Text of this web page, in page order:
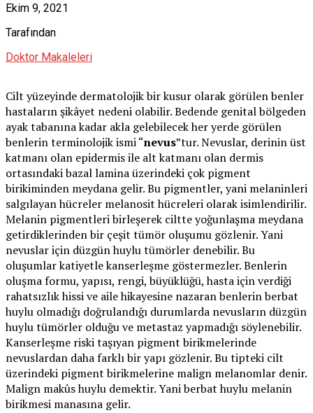
Ekim 9, 2021
Tarafından
Doktor Makaleleri
Cilt yüzeyinde dermatolojik bir kusur olarak görülen benler
hastaların şikâyet nedeni olabilir. Bedende genital bölgeden
ayak tabanına kadar akla gelebilecek her yerde görülen
benlerin terminolojik ismi “nevus”tur. Nevuslar, derinin üst
katmanı olan epidermis ile alt katmanı olan dermis
ortasındaki bazal lamina üzerindeki çok pigment
birikiminden meydana gelir. Bu pigmentler, yani melaninleri
salgılayan hücreler melanosit hücreleri olarak isimlendirilir.
Melanin pigmentleri birleşerek ciltte yoğunlaşma meydana
getirdiklerinden bir çeşit tümör oluşumu gözlenir. Yani
nevuslar için düzgün huylu tümörler denebilir. Bu
oluşumlar katiyetle kanserleşme göstermezler. Benlerin
oluşma formu, yapısı, rengi, büyüklüğü, hasta için verdiği
rahatsızlık hissi ve aile hikayesine nazaran benlerin berbat
huylu olmadığı doğrulandığı durumlarda nevusların düzgün
huylu tümörler olduğu ve metastaz yapmadığı söylenebilir.
Kanserleşme riski taşıyan pigment birikmelerinde
nevuslardan daha farklı bir yapı gözlenir. Bu tipteki cilt
üzerindeki pigment birikmelerine malign melanomlar denir.
Malign makûs huylu demektir. Yani berbat huylu melanin
birikmesi manasına gelir.